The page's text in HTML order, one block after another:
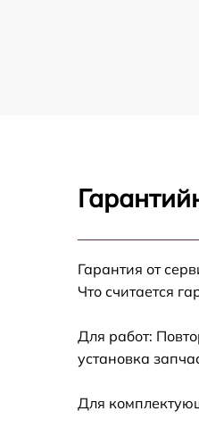
Гарантия от
Что считается
Для работ:
установка
Для